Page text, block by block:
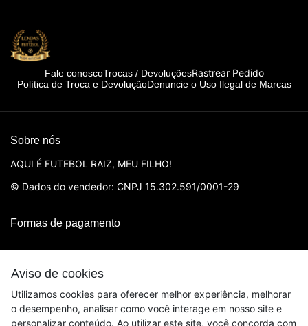
Aviso de cookies
Utilizamos cookies para oferecer melhor experiência, melhorar
o desempenho, analisar como você interage em nosso site e
personalizar conteúdo. Ao utilizar este site, você concorda com
Fale conoscoTrocas / DevoluçõesRastrear Pedido
Política de Troca e DevoluçãoDenuncie o Uso Ilegal de Marcas
Sobre nós
AQUI É FUTEBOL RAIZ, MEU FILHO!
© Dados do vendedor: CNPJ 15.302.591/0001-29
Formas de pagamento